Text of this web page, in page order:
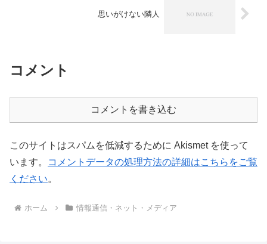
思いがけない隣人
コメント
コメントを書き込む
このサイトはスパムを低減するために Akismet を使って
います。
コメントデータの処理方法の詳細はこちらをご覧
ください。
ホーム 情報通信・ネット・メディア